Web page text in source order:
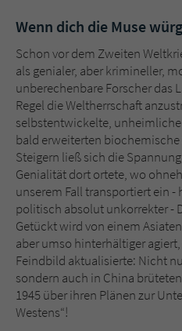
Wenn dich die Muse
Schon vor dem Zweiten
als genialer, aber krimineller,
unberechenbare Forscher das
Regel die Weltherrschaft
selbstentwickelte,
bald erweiterten biochemische
Steigern ließ sich die
Genialität dort ortete, wo
unserem Fall transportiert ein
politisch absolut unkorrekter -
Getückt wird von einem
aber umso hinterhältiger
Feindbild aktualisierte: Nicht
sondern auch in China
1945 über ihren Plänen zur
Westens“!